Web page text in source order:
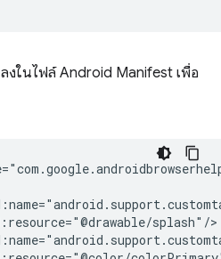
ลงในไฟล์ Android Manifest เพื่อ